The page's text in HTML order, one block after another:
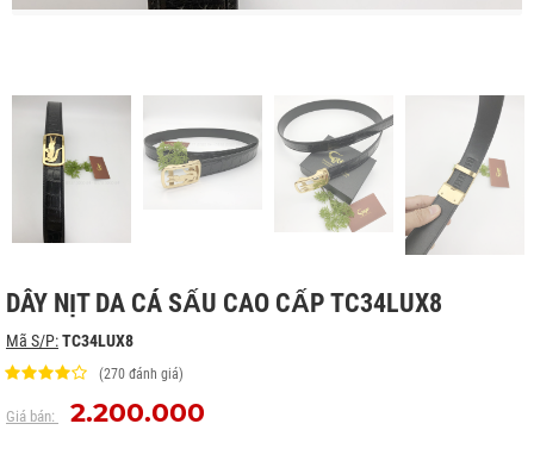
DÂY NỊT DA CÁ SẤU CAO CẤP TC34LUX8
Mã S/P:TC34LUX8
(270 đánh giá)
Giá bán: 2.200.000